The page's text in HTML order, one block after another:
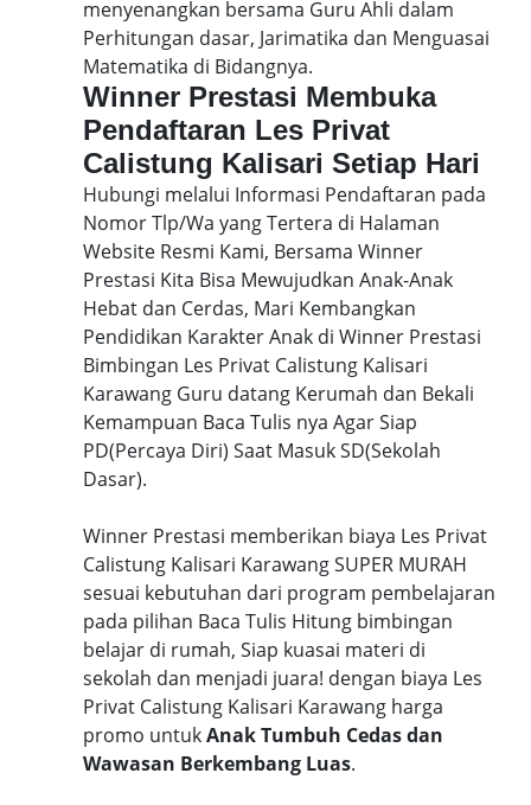
menyenangkan bersama Guru Ahli dalam
Perhitungan dasar, Jarimatika dan Menguasai
Matematika di Bidangnya.
Winner Prestasi Membuka
Pendaftaran Les Privat
Calistung Kalisari Setiap Hari
Hubungi melalui Informasi Pendaftaran pada
Nomor Tlp/Wa yang Tertera di Halaman
Website Resmi Kami, Bersama Winner
Prestasi Kita Bisa Mewujudkan Anak-Anak
Hebat dan Cerdas, Mari Kembangkan
Pendidikan Karakter Anak di Winner Prestasi
Bimbingan Les Privat Calistung Kalisari
Karawang Guru datang Kerumah dan Bekali
Kemampuan Baca Tulis nya Agar Siap
PD(Percaya Diri) Saat Masuk SD(Sekolah
Dasar).
Winner Prestasi memberikan biaya Les Privat
Calistung Kalisari Karawang SUPER MURAH
sesuai kebutuhan dari program pembelajaran
pada pilihan Baca Tulis Hitung bimbingan
belajar di rumah, Siap kuasai materi di
sekolah dan menjadi juara! dengan biaya Les
Privat Calistung Kalisari Karawang harga
promo untukAnak Tumbuh Cedas dan
Wawasan Berkembang Luas.